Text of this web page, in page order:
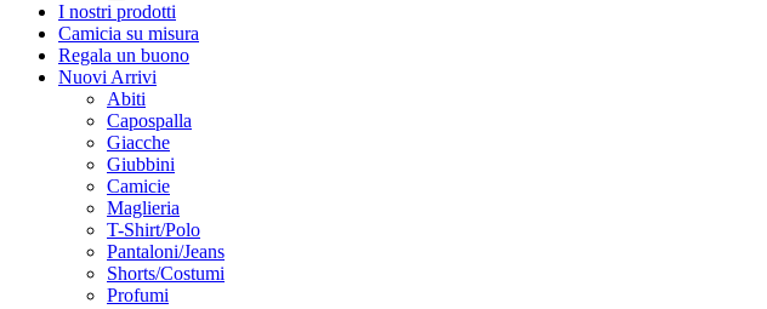
I nostri prodotti
Camicia su misura
Regala un buono
Nuovi Arrivi
Abiti
Capospalla
Giacche
Giubbini
Camicie
Maglieria
T-Shirt/Polo
Pantaloni/Jeans
Shorts/Costumi
Profumi